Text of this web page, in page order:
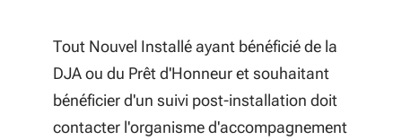
Tout Nouvel Installé ayant bénéficié de la
DJA ou du Prêt d'Honneur et souhaitant
bénéficier d'un suivi post-installation doit
contacter l'organisme d'accompagnement